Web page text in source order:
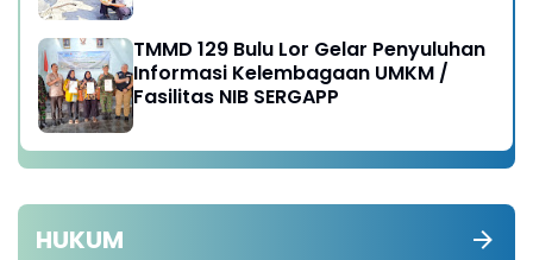
TMMD 129 Bulu Lor Gelar Penyuluhan
Informasi Kelembagaan UMKM /
Fasilitas NIB SERGAPP
HUKUM